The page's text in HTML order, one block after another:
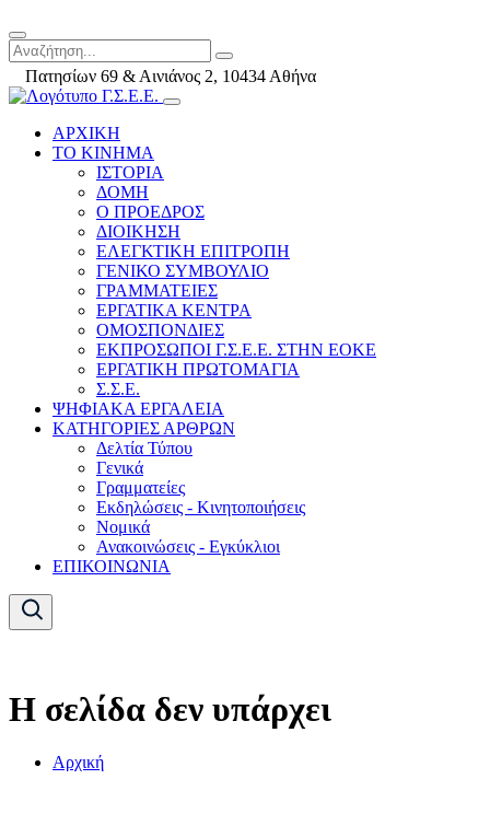
Πατησίων 69 & Αινιάνος 2, 10434 Αθήνα
ΑΡΧΙΚΗ
ΤΟ ΚΙΝΗΜΑ
ΙΣΤΟΡΙΑ
ΔΟΜΗ
Ο ΠΡΟΕΔΡΟΣ
ΔΙΟΙΚΗΣΗ
ΕΛΕΓΚΤΙΚΗ ΕΠΙΤΡΟΠΗ
ΓΕΝΙΚΟ ΣΥΜΒΟΥΛΙΟ
ΓΡΑΜΜΑΤΕΙΕΣ
ΕΡΓΑΤΙΚΑ ΚΕΝΤΡΑ
ΟΜΟΣΠΟΝΔΙΕΣ
ΕΚΠΡΟΣΩΠΟΙ Γ.Σ.Ε.Ε. ΣΤΗΝ ΕΟΚΕ
ΕΡΓΑΤΙΚΗ ΠΡΩΤΟΜΑΓΙΑ
Σ.Σ.Ε.
ΨΗΦΙΑΚΑ ΕΡΓΑΛΕΙΑ
ΚΑΤΗΓΟΡΙΕΣ ΑΡΘΡΩΝ
Δελτία Τύπου
Γενικά
Γραμματείες
Εκδηλώσεις - Κινητοποιήσεις
Νομικά
Ανακοινώσεις - Εγκύκλιοι
ΕΠΙΚΟΙΝΩΝΙΑ
Η σελίδα δεν υπάρχει
Αρχική